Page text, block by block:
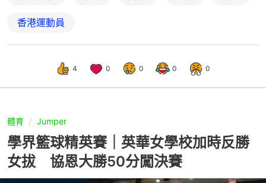
香港運動員
4 0 0 0 0
體育 Jumper
學界籃球精英賽｜英華女學校加時反勝
女拔 協恩大勝50分闖決賽